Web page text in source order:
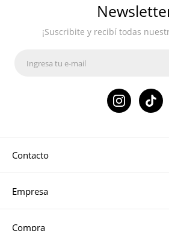
Contacto
Empresa
Compra
¡Suscribite y recibí todas
